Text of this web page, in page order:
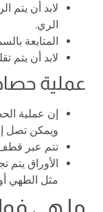
لابد أن يتم
الري.
المتابعة
لابد أن يتم
عملية
ويمكن تصل إلى 90
تتم عبر قطف
الأوراق يتم
مثل الطهي
ما هي